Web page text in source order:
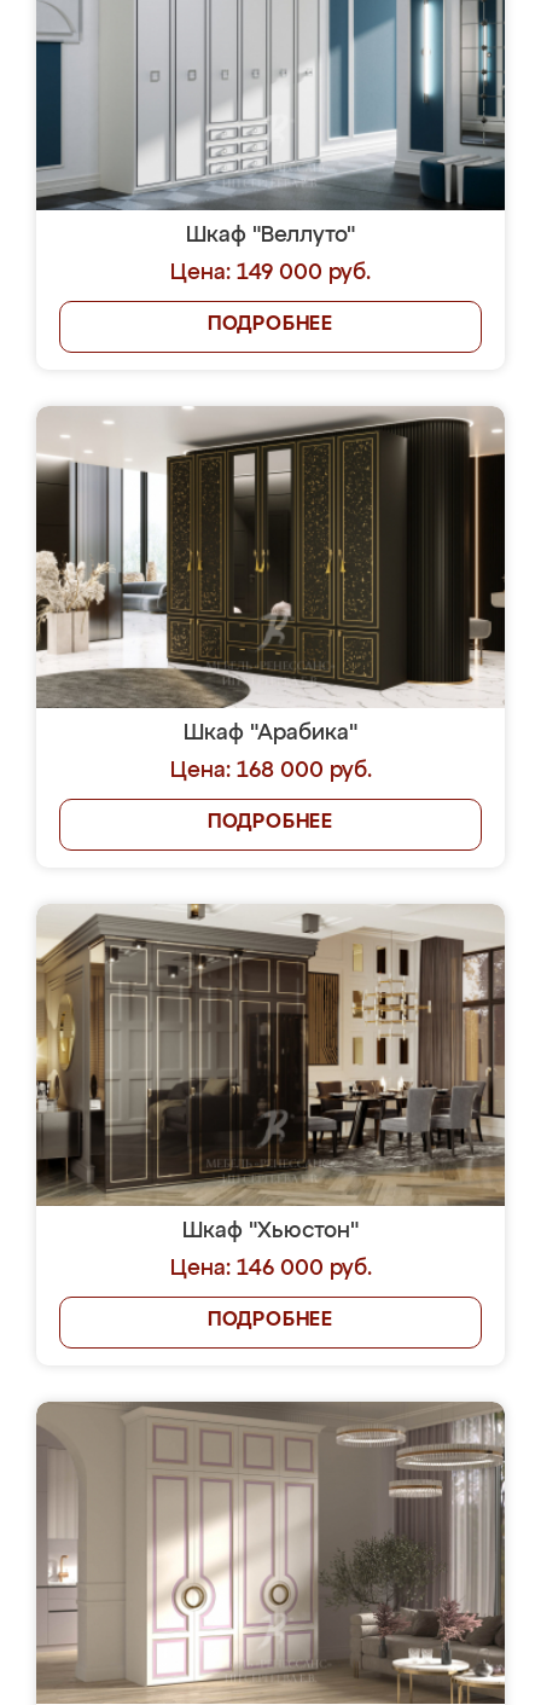
Шкаф "Веллуто"
Цена: 149 000 руб.
ПОДРОБНЕЕ
Шкаф "Арабика"
Цена: 168 000 руб.
ПОДРОБНЕЕ
Шкаф "Хьюстон"
Цена: 146 000 руб.
ПОДРОБНЕЕ